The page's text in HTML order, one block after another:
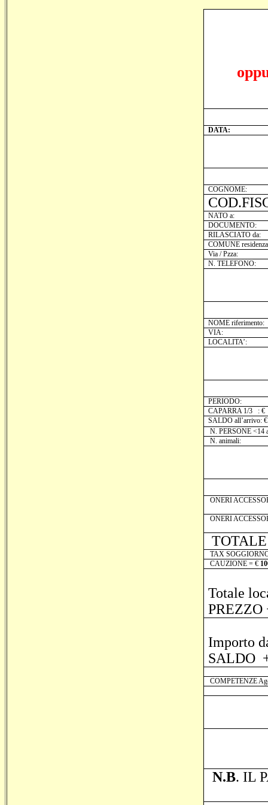
DATA:
COGNOME:
NATO a:
DOCUMENTO:
RILASCIATO da:
COMUNE
Via / Pzza:
N. TELEFONO:
NOME riferimento:
VIA:
LOCALITA’:
PERIODO:
CAPARRA 1/3 : €
SALDO all’arrivo: €
N. PERSONE <14
N. animali:
ONERI
ONERI
TAX
CAUZIONE = €
Totale
PREZZO
Importo
SALDO
COMPETENZE
N.B. IL